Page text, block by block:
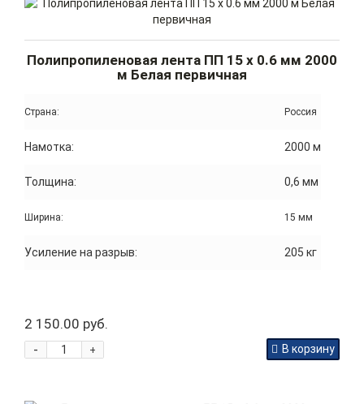
Полипропиленовая лента ПП 15 x 0.6 мм 2000
м Белая первичная
Страна: Россия
Намотка: 2000 м
Толщина: 0,6 мм
Ширина: 15 мм
Усиление на разрыв: 205 кг
2 150.00 руб.
+
- В корзину